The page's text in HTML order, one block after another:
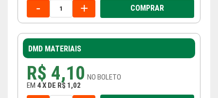
- + COMPRAR
DMD MATERIAIS
R$ 4,10 NO BOLETO
EM 4X DE R$ 1,02